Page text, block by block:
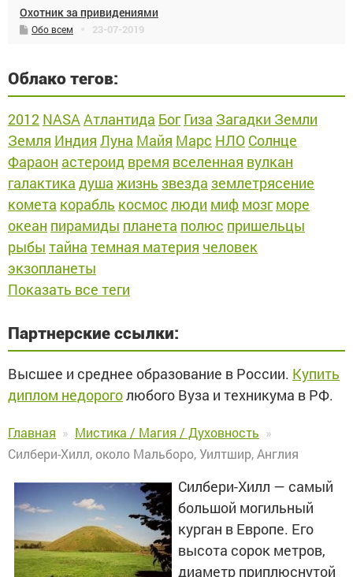
Охотник за привидениями
Обо всем 23-07-2019
Облако тегов:
2012 NASAАтлантида Бог Гиза Загадки Земли
Земля Индия Луна Майя Марс НЛО Солнце
Фараон астероид время вселенная вулкан
галактика душа жизнь звезда землетрясение
комета корабль космос люди миф мозг море
океан пирамиды планета полюс пришельцы
рыбы тайна темная материя человек
экзопланеты
Показать все теги
Партнерские ссылки:
Высшее и среднее образование в России. Купить
диплом недороголюбого Вуза и техникума в РФ.
Главная
Мистика / Магия / Духовность
Силбери-Хилл, около Мальборо, Уилтшир, Англия
Силбери-Хилл — самый
большой могильный
курган в Европе. Его
высота сорок метров,
диаметр приплюснутой